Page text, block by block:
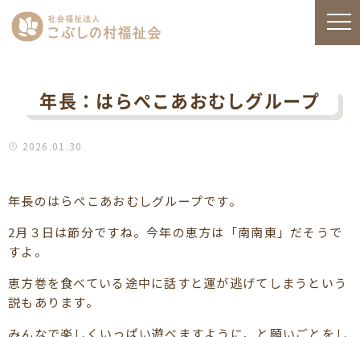
年長：はらぺこあおむしグループ
2026.01.30
年長のはらぺこあおむしグループです。
2月３日は節分ですね。今年の恵方は「南南東」だそうで
すよ。
恵方巻を食べている途中に話すと運が逃げてしまうという
説もあります。
みんなで楽しくいっぱい遊べますように、と願いごとをし